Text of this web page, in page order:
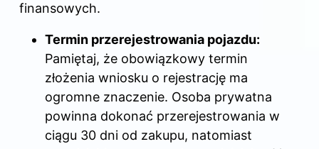
finansowych.
Termin przerejestrowania pojazdu:
Pamiętaj, że obowiązkowy termin
złożenia wniosku o rejestrację ma
ogromne znaczenie. Osoba prywatna
powinna dokonać przerejestrowania w
ciągu 30 dni od zakupu, natomiast